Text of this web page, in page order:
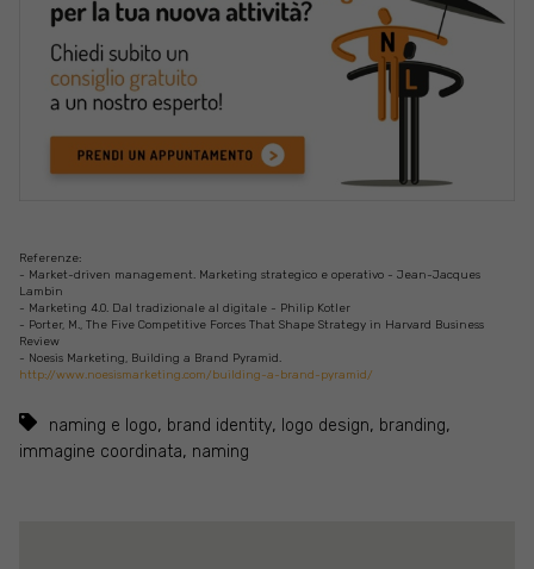
Referenze:
- Market-driven management. Marketing strategico e operativo - Jean-Jacques
Lambin
- Marketing 4.0. Dal tradizionale al digitale - Philip Kotler
- Porter, M., The Five Competitive Forces That Shape Strategy in Harvard Business
Review
- Noesis Marketing, Building a Brand Pyramid.
http://www.noesismarketing.com/building-a-brand-pyramid/
naming e logo, brand identity, logo design, branding,
immagine coordinata, naming